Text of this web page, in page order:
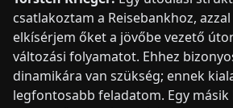
csatlakoztam a Reisebankhoz,
elkísérjem őket a jövőbe vezető
változási folyamatot. Ehhez
dinamikára van szükség; ennek
legfontosabb feladatom. Egy másik